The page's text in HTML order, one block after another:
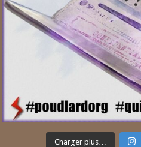
Charger plus…